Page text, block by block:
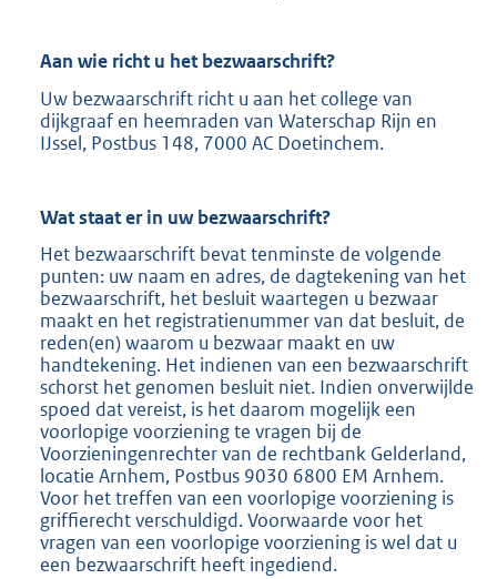
Aan wie richt u het bezwaarschrift?
Uw bezwaarschrift richt u aan het college van
dijkgraaf en heemraden van Waterschap Rijn en
IJssel, Postbus 148, 7000 AC Doetinchem.
Wat staat er in uw bezwaarschrift?
Het bezwaarschrift bevat tenminste de volgende
punten: uw naam en adres, de dagtekening van het
bezwaarschrift, het besluit waartegen u bezwaar
maakt en het registratienummer van dat besluit, de
reden(en) waarom u bezwaar maakt en uw
handtekening. Het indienen van een bezwaarschrift
schorst het genomen besluit niet. Indien onverwijlde
spoed dat vereist, is het daarom mogelijk een
voorlopige voorziening te vragen bij de
Voorzieningenrechter van de rechtbank Gelderland,
locatie Arnhem, Postbus 9030 6800 EM Arnhem.
Voor het treffen van een voorlopige voorziening is
griffierecht verschuldigd. Voorwaarde voor het
vragen van een voorlopige voorziening is wel dat u
een bezwaarschrift heeft ingediend.